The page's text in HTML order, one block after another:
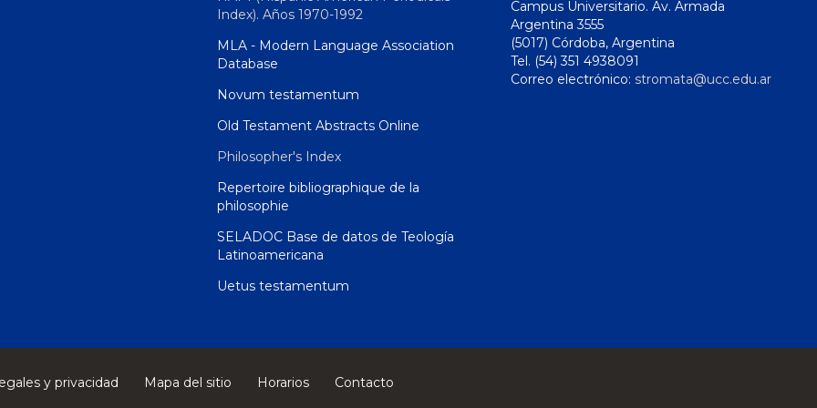
Index). Años 1970-1992
MLA - Modern Language Association
Database
Novum testamentum
Old Testament Abstracts Online
Philosopher's Index
Repertoire bibliographique de la
philosophie
SELADOC Base de datos de Teología
Latinoamericana
Uetus testamentum
Campus Universitario. Av. Armada
Argentina 3555
(5017) Córdoba, Argentina
Tel. (54) 351 4938091
Correo electrónico: stromata@ucc.edu.ar
y privacidad Mapa del sitio Horarios
Contacto